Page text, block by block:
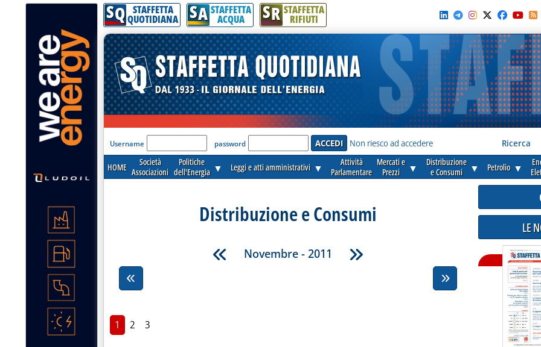
SQ STAFFETTA
QUOTIDIANA SA STAFFETTA
ACQUA SR STAFFETTA
RIFIUTI
'Modulo Login per accedere'
Username password Non riesco ad accedere Ricerca
HOME
Società
Associazioni
Politiche
dell'Energia ▼ Leggi e atti amministrativi ▼
Attività
Parlamentare
Mercati e
Prezzi
▼
Distribuzione
e Consumi
▼ Petrolio ▼
Distribuzione e Consumi
Novembre - 2011
1 2 3
LE